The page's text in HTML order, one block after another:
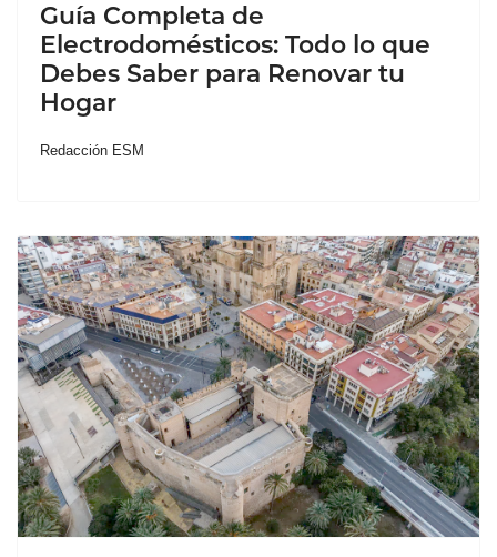
Guía Completa de
Electrodomésticos: Todo lo que
Debes Saber para Renovar tu
Hogar
Redacción ESM